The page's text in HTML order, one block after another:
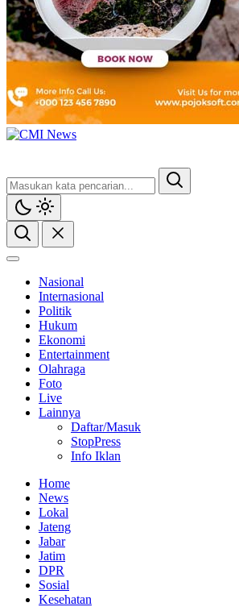
CMI News
Berani, Integritas dan Loyalitas
Nasional
Internasional
Politik
Hukum
Ekonomi
Entertainment
Olahraga
Foto
Live
Lainnya
Daftar/Masuk
StopPress
Info Iklan
Home
News
Lokal
Jateng
Jabar
Jatim
DPR
Sosial
Kesehatan